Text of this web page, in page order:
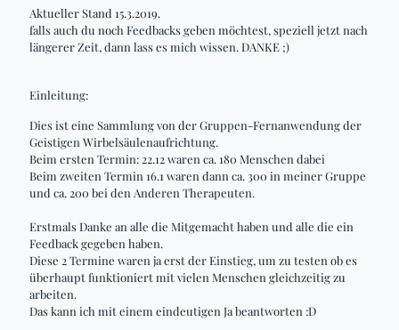
Aktueller Stand 15.3.2019.
falls auch du noch Feedbacks geben möchtest, speziell jetzt nach
längerer Zeit, dann lass es mich wissen. DANKE ;)
Einleitung:
Dies ist eine Sammlung von der Gruppen-Fernanwendung der
Geistigen Wirbelsäulenaufrichtung.
Beim ersten Termin: 22.12waren ca. 180 Menschen dabei
Beim zweiten Termin 16.1 waren dann ca. 300 in meiner Gruppe
und ca. 200 bei den Anderen Therapeuten.
Erstmals Danke an alle die Mitgemacht haben und alle die ein
Feedback gegeben haben.
Diese 2 Termine waren ja erst der Einstieg, um zu testen ob es
überhaupt funktioniert mit vielen Menschen gleichzeitig zu
arbeiten.
Das kann ich mit einem eindeutigen Jabeantworten :D